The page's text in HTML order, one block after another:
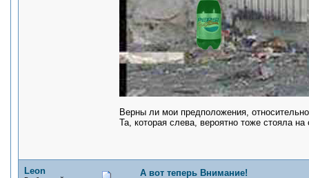
Верны ли мои предположения,
Та, которая слева, вероятно тоже стояла
Leon А вот теперь Внимание!